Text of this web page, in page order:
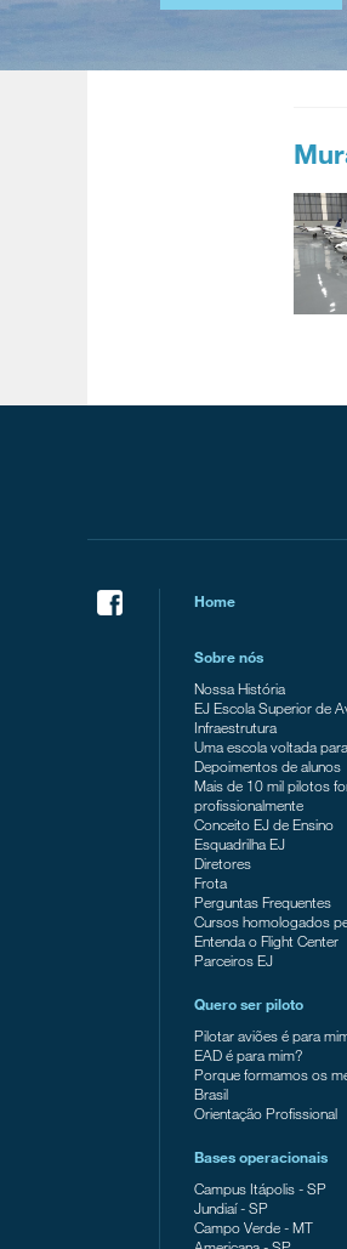
Home
Sobre nós
Nossa História
EJ Escola Superior de
Infraestrutura
Uma escola voltada
Depoimentos de alunos
Mais de 10 mil pilotos
profissionalmente
Conceito EJ de Ensino
Esquadrilha EJ
Diretores
Frota
Perguntas Frequentes
Cursos homologados
Entenda o Flight Center
Parceiros EJ
Quero ser piloto
Pilotar aviões é para
EAD é para mim?
Porque formamos os
Brasil
Orientação Profissional
Bases operacionais
Campus Itápolis - SP
Jundiaí - SP
Campo Verde - MT